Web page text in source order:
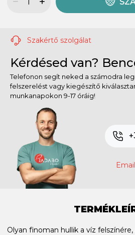
Szakértő szolgálat
Kérdésed van?
Telefonon segít neked a számodra
felszerelést vagy kiegészítő
munkanapokon 9-17 óráig!
Olyan finoman hullik a víz